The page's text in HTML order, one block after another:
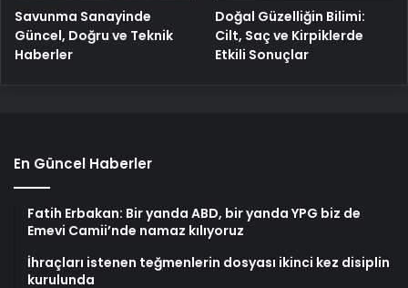
Savunma Sanayinde
Güncel, Doğru ve Teknik
Haberler
Doğal Güzelliğin Bilimi:
Cilt, Saç ve Kirpiklerde
Etkili Sonuçlar
En Güncel Haberler
Fatih Erbakan: Bir yanda ABD, bir yanda YPG biz de
Emevi Camii’nde namaz kılıyoruz
İhraçları istenen teğmenlerin dosyası ikinci kez disiplin
kurulunda